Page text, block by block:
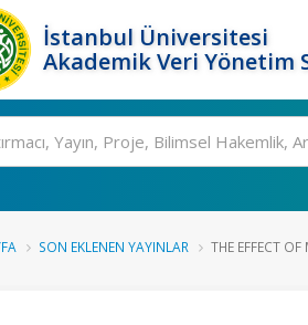
İstanbul Üniversitesi
Akademik Veri Yönetim
SON EKLENEN YAYINLAR THE EFFECT